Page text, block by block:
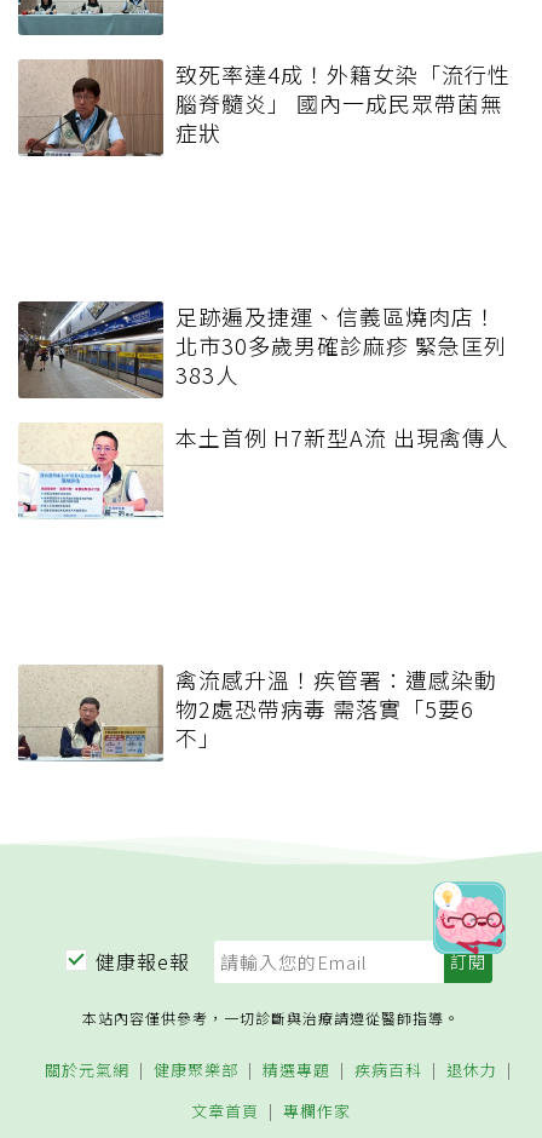
致死率達4成！外籍女染「流行性
腦脊髓炎」 國內一成民眾帶菌無
症狀
足跡遍及捷運、信義區燒肉店！
北市30多歲男確診麻疹 緊急匡列
383人
本土首例 H7新型A流 出現禽傳人
禽流感升溫！疾管署：遭感染動
物2處恐帶病毒 需落實「5要6
不」
健康報e報
本站內容僅供參考，一切診斷與治療請遵從醫師指導。
關於元氣網 健康聚樂部 精選專題 疾病百科
退休力
文章首頁
專欄作家